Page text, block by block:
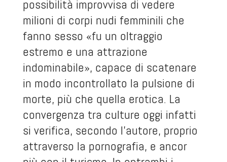
possibilità improvvisa di vedere
milioni di corpi nudi femminili che
fanno sesso «fu un oltraggio
estremo e una attrazione
indominabile», capace di scatenare
in modo incontrollato la pulsione di
morte, più che quella erotica. La
convergenza tra culture oggi infatti
si verifica, secondo l'autore, proprio
attraverso la pornografia, e ancor